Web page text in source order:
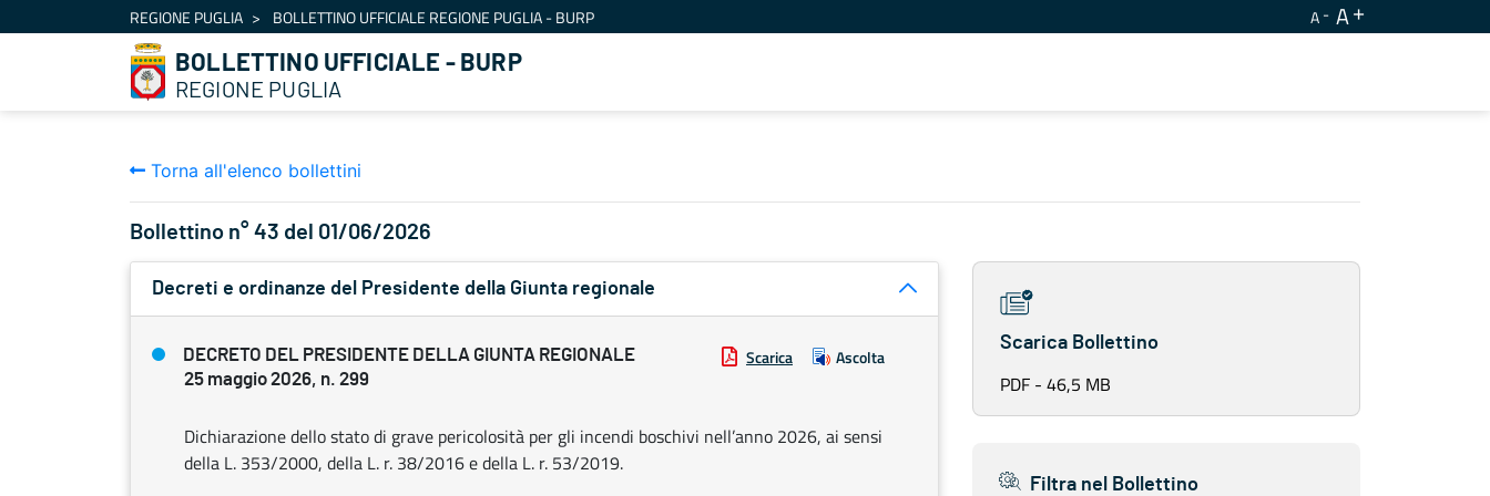
Salta al contenutoREGIONE PUGLIA BOLLETTINO UFFICIALE REGIONE PUGLIA - BURP A A
BOLLETTINO UFFICIALE - BURP
REGIONE PUGLIA
Torna all'elenco bollettini
Bollettino n° 43 del 01/06/2026
Decreti e ordinanze del Presidente della Giunta regionale
DECRETO DEL PRESIDENTE DELLA GIUNTA REGIONALE
25 maggio 2026, n. 299
Scarica Ascolta
Dichiarazione dello stato di grave pericolosità per gli incendi boschivi nell’anno 2026, ai sensi
della L. 353/2000, della L. r. 38/2016 e della L. r. 53/2019.
Scarica Bollettino
PDF - 46,5 MB
Filtra nel Bollettino